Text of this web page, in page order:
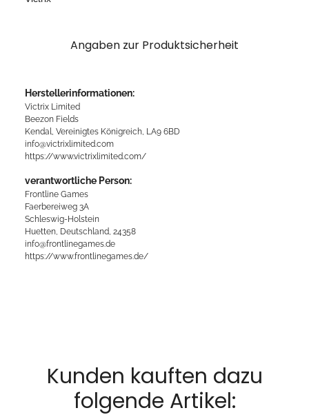
Angaben zur Produktsicherheit
Herstellerinformationen:
Victrix Limited
Beezon Fields
Kendal, Vereinigtes Königreich, LA9 6BD
info@victrixlimited.com
https://www.victrixlimited.com/
verantwortliche Person:
Frontline Games
Faerbereiweg 3A
Schleswig-Holstein
Huetten, Deutschland, 24358
info@frontlinegames.de
https://www.frontlinegames.de/
Kunden kauften dazu
folgende Artikel: